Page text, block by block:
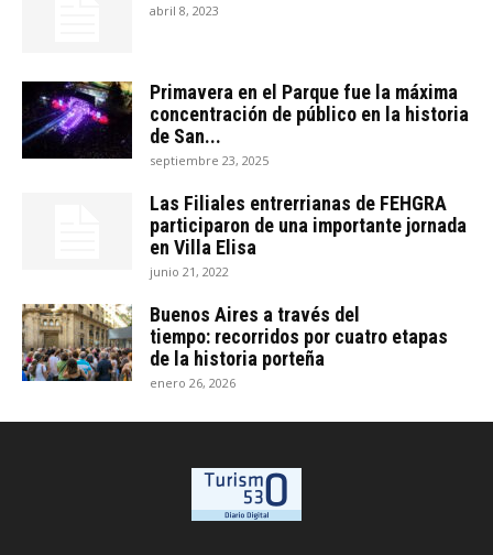
abril 8, 2023
Primavera en el Parque fue la máxima
concentración de público en la historia
de San...
septiembre 23, 2025
Las Filiales entrerrianas de FEHGRA
participaron de una importante jornada
en Villa Elisa
junio 21, 2022
Buenos Aires a través del
tiempo: recorridos por cuatro etapas
de la historia porteña
enero 26, 2026